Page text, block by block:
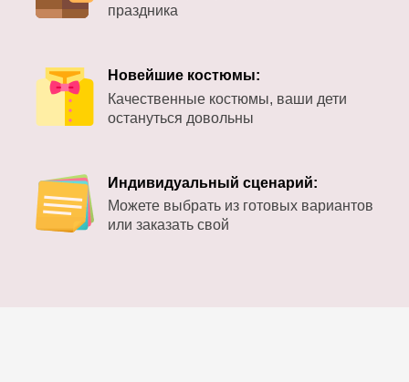
праздника
Новейшие костюмы:
Качественные костюмы, ваши дети
остануться довольны
Индивидуальный сценарий:
Можете выбрать из готовых вариантов
или заказать свой